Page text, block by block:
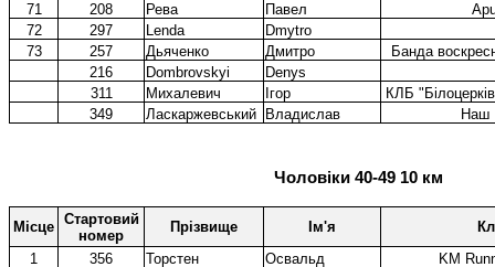
71
208 Рева Павел
72
297 Lenda
Dmytro
73
257 Дьяченко Дмитро
Банда
216
Dombrovskyi
Denys
311
Михалевич Ігор
КЛБ
349
Ласкаржевський Владислав Наш
Чоловіки 40-49 10 км
Місце Стартовий
номер
Прізвище Ім'я
1
356 Торстен Освальд KM